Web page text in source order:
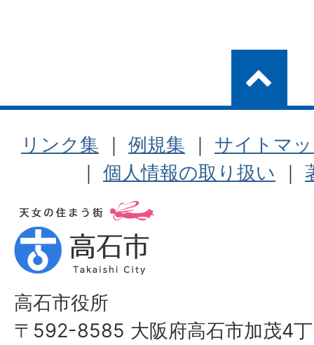
リンク集 ｜ 例規集 ｜ サイトマ
｜ 個人情報の取り扱い ｜
高石市役所
〒592-8585 大阪府高石市加茂4丁